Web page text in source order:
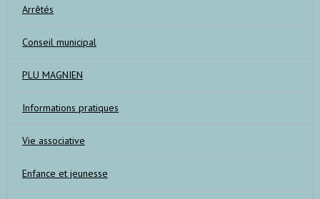
Arrêtés
Conseil municipal
PLU MAGNIEN
Informations pratiques
Vie associative
Enfance et jeunesse